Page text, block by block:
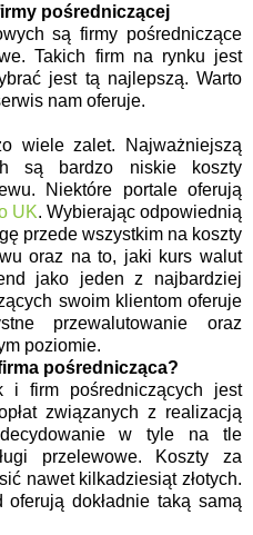
pośredniczącej
są firmy pośredniczące
Takich firm na rynku jest
jest tą najlepszą. Warto
nam oferuje.
wiele zalet. Najważniejszą
są bardzo niskie koszty
Niektóre portale oferują
UK. Wybierając odpowiednią
przede wszystkim na koszty
oraz na to, jaki kurs walut
jako jeden z najbardziej
swoim klientom oferuje
przewalutowanie oraz
poziomie.
pośrednicząca?
i firm pośredniczących jest
związanych z realizacją
w tyle na tle
przelewowe. Koszty za
nawet kilkadziesiąt złotych.
dokładnie taką samą